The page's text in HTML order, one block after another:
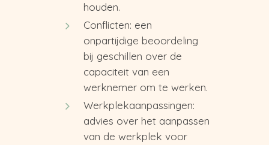
houden.
Conflicten: een
onpartijdige beoordeling
bij geschillen over de
capaciteit van een
werknemer om te werken.
Werkplekaanpassingen:
advies over het aanpassen
van de werkplek voor